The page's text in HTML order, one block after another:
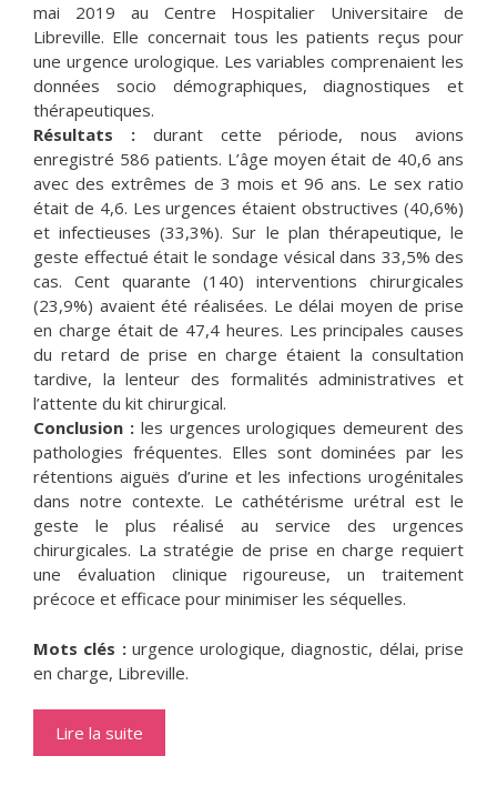
mai 2019 au Centre Hospitalier Universitaire de
Libreville. Elle concernait tous les patients reçus pour
une urgence urologique. Les variables comprenaient les
données socio démographiques, diagnostiques et
thérapeutiques.
Résultats :durant cette période, nous avions
enregistré 586 patients. L’âge moyen était de 40,6 ans
avec des extrêmes de 3 mois et 96 ans. Le sex ratio
était de 4,6. Les urgences étaient obstructives (40,6%)
et infectieuses (33,3%). Sur le plan thérapeutique, le
geste effectué était le sondage vésical dans 33,5% des
cas. Cent quarante (140) interventions chirurgicales
(23,9%) avaient été réalisées. Le délai moyen de prise
en charge était de 47,4 heures. Les principales causes
du retard de prise en charge étaient la consultation
tardive, la lenteur des formalités administratives et
l’attente du kit chirurgical.
Conclusion :les urgences urologiques demeurent des
pathologies fréquentes. Elles sont dominées par les
rétentions aiguës d’urine et les infections urogénitales
dans notre contexte. Le cathétérisme urétral est le
geste le plus réalisé au service des urgences
chirurgicales. La stratégie de prise en charge requiert
une évaluation clinique rigoureuse, un traitement
précoce et efficace pour minimiser les séquelles.
Mots clés :urgence urologique, diagnostic, délai, prise
en charge, Libreville.
Lire la suite